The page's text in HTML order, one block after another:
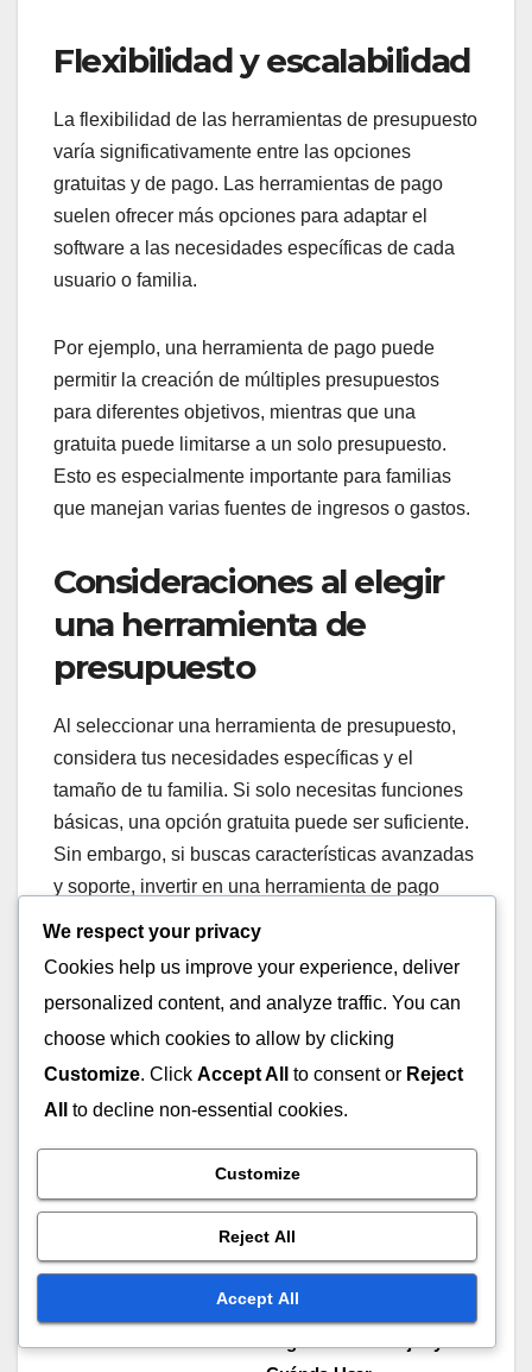
Flexibilidad y escalabilidad
La flexibilidad de las herramientas de presupuesto
varía significativamente entre las opciones
gratuitas y de pago. Las herramientas de pago
suelen ofrecer más opciones para adaptar el
software a las necesidades específicas de cada
usuario o familia.
Por ejemplo, una herramienta de pago puede
permitir la creación de múltiples presupuestos
para diferentes objetivos, mientras que una
gratuita puede limitarse a un solo presupuesto.
Esto es especialmente importante para familias
que manejan varias fuentes de ingresos o gastos.
Consideraciones al elegir
una herramienta de
presupuesto
Al seleccionar una herramienta de presupuesto,
considera tus necesidades específicas y el
tamaño de tu familia. Si solo necesitas funciones
básicas, una opción gratuita puede ser suficiente.
Sin embargo, si buscas características avanzadas
y soporte, invertir en una herramienta de pago
herramientas para asegurarte de que la opción
elegida se alinee con tus objetivos financieros.
Evalúa si la inversión en una herramienta de pago
se justifica por las características adicionales que
ofrece.
Post
navigation
Software de
Presupuesto Gratis vs de
We respect your privacy
Cookies help us improve your experience, deliver
personalized content, and analyze traffic. You can
choose which cookies to allow by clicking
Customize. Click Accept All to consent or Reject
All
to decline non-essential cookies.
Customize
Reject All
Accept All